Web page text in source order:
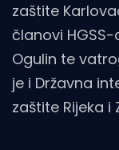
zaštite
članovi
Ogulin te
je i Državna
zaštite Rijeka i